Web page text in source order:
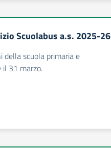
Scuolabus a.s. 2025-26
scuola primaria e
il 31 marzo.